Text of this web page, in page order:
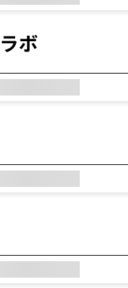
ボ